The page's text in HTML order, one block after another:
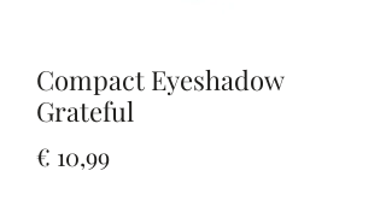
Compact Eyeshadow
Grateful
€ 10,99Prijs